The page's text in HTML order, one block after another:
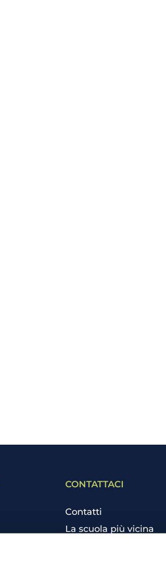
CONTATTACI
Contatti
La scuola più vicina